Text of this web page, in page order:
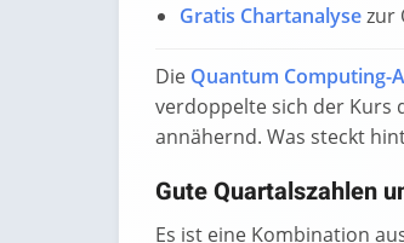
Gratis Chartanalysezur
Die Quantum Computing-
verdoppelte sich der Kurs
annähernd. Was steckt
Gute Quartalszahlen
Es ist eine Kombination